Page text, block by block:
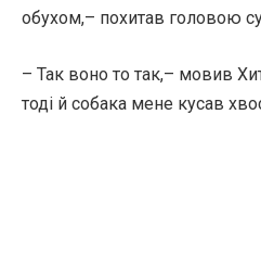
обухом,– похитав головою
– Так воно то так,– мовив
тоді й собака мене кусав